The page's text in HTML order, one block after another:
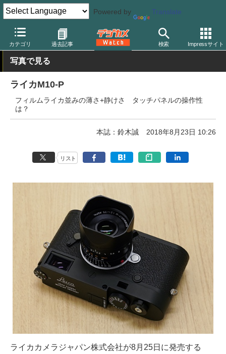
Powered by Translate
カテゴリ 過去記事 検索 Impressサイト
デジカメ Watch カメラ レンジファインダーカメラ ライカ
写真で見る
ライカM10-P
フィルムライカ並みの薄さ+静けさ タッチパネルの操作性
は？
本誌：鈴木誠 2018年8月23日 10:26
リスト
ライカカメラジャパン株式会社が8月25日に発売する